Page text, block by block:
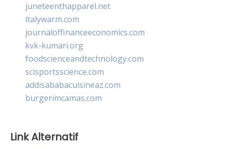
juneteenthapparel.net
italywarm.com
journaloffinanceeconomics.com
kvk-kumari.org
foodscienceandtechnology.com
scisportsscience.com
addisababacuisineaz.com
burgerimcamas.com
Link Alternatif